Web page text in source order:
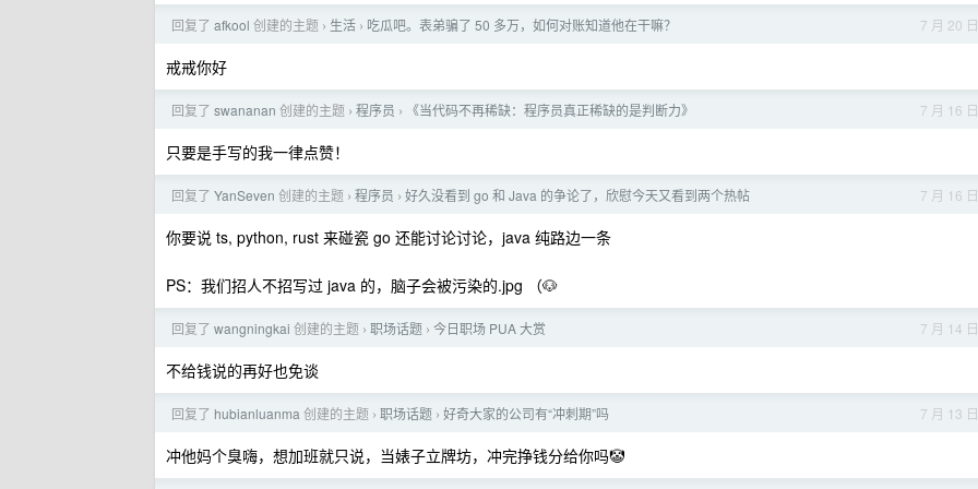
7 月 20 日
回复了 afkool 创建的主题 › 生活 › 吃瓜吧。表弟骗了 50 多万，如何对账知道他在干嘛？
戒戒你好
7 月 16 日
回复了 swananan 创建的主题 › 程序员 › 《当代码不再稀缺：程序员真正稀缺的是判断力》
只要是手写的我一律点赞！
7 月 16 日
回复了 YanSeven 创建的主题 › 程序员 › 好久没看到 go 和 Java 的争论了，欣慰今天又看到两个热帖
你要说 ts, python, rust 来碰瓷 go 还能讨论讨论，java 纯路边一条
PS：我们招人不招写过 java 的，脑子会被污染的.jpg （🐶
7 月 14 日
回复了 wangningkai 创建的主题 › 职场话题 › 今日职场 PUA 大赏
不给钱说的再好也免谈
7 月 13 日
回复了 hubianluanma 创建的主题 › 职场话题 › 好奇大家的公司有“冲刺期”吗
冲他妈个臭嗨，想加班就只说，当婊子立牌坊，冲完挣钱分给你吗🤡